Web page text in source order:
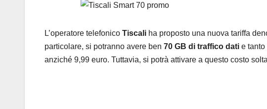
L’operatore telefonico Tiscali ha proposto una nuova tariffa
particolare, si potranno avere ben 70 GB di traffico dati e tanto
anziché 9,99 euro. Tuttavia, si potrà attivare a questo costo